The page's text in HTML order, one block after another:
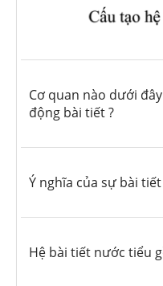
Cơ quan nào dưới
động bài tiết ?
Ý nghĩa của sự bài tiết
Hệ bài tiết nước tiểu